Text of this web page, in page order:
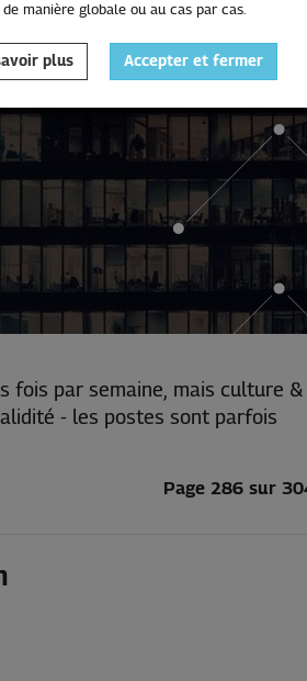
fois par semaine, mais culture &
- les postes sont parfois
Page 286 sur
manière globale ou au cas par cas.
plus Accepter et fermer